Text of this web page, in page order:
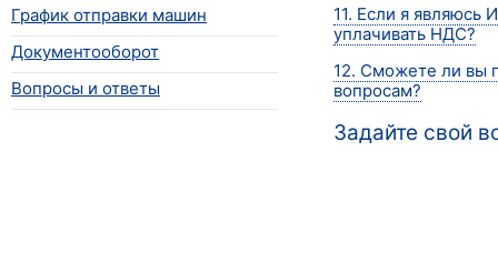
График отправки машин
Документооборот
Вопросы и ответы
11. Если я являюсь
уплачивать НДС?
12. Сможете ли вы
вопросам?
Задайте свой